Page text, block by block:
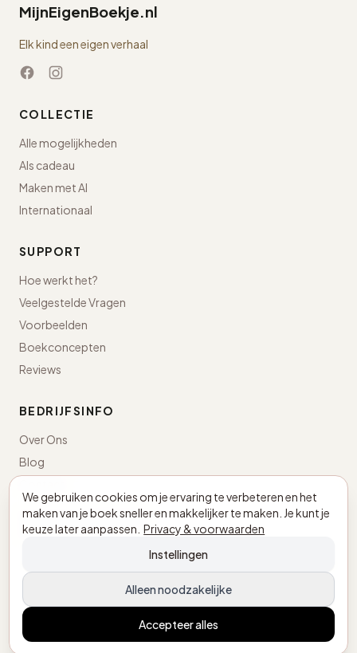
MijnEigenBoekje.nl
Elk kind een eigen verhaal
COLLECTIE
Alle mogelijkheden
Als cadeau
Maken met AI
Internationaal
SUPPORT
Hoe werkt het?
Veelgestelde Vragen
Voorbeelden
Boekconcepten
Reviews
BEDRIJFSINFO
Over Ons
Blog
Nederland · KvK 98043498
BTW NL005305897B03
© 2026 MijnEigenBoekje.nl. Alle rechten voorbehouden.
Privacybeleid Algemene Voorwaarden
We gebruiken cookies om je ervaring te verbeteren en het
maken van je boek sneller en makkelijker te maken. Je kunt je
keuze later aanpassen. Privacy & voorwaarden
Instellingen
Alleen noodzakelijke
Accepteer alles